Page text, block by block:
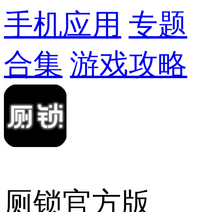
手机应用 专题
合集 游戏攻略
厕锁官方版